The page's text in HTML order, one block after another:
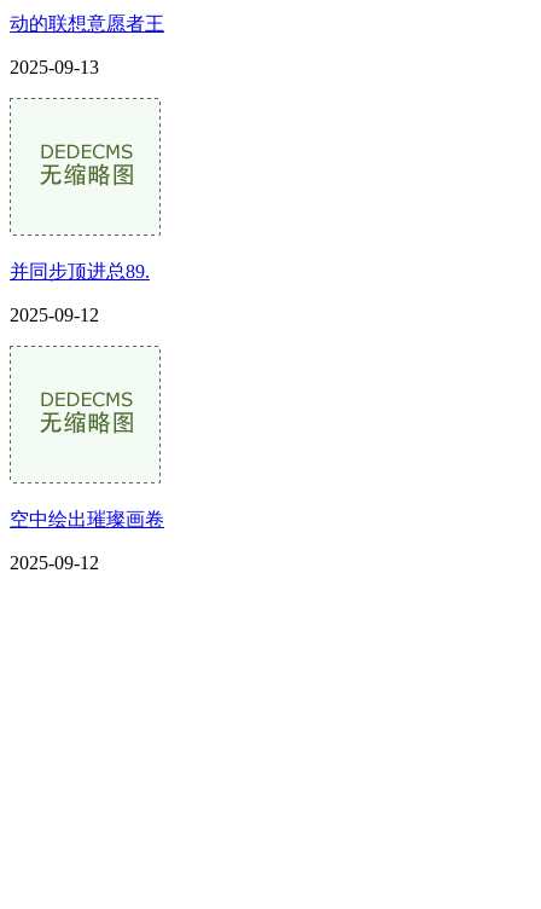
动的联想意愿者王
2025-09-13
并同步顶进总89.
2025-09-12
空中绘出璀璨画卷
2025-09-12